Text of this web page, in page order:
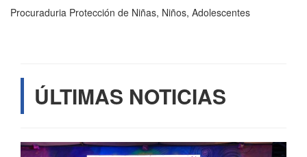
Procuraduria Protección de Niñas, Niños, Adolescentes
ÚLTIMAS NOTICIAS